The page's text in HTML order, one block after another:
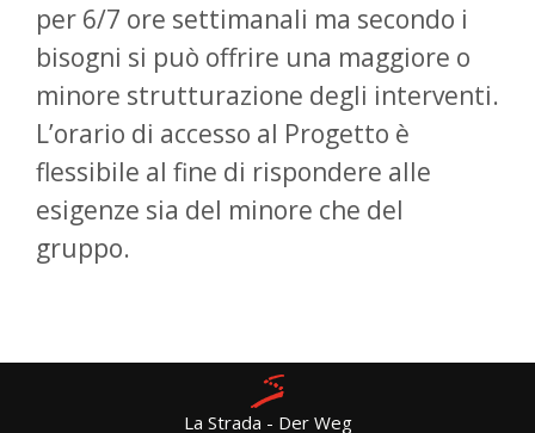
per 6/7 ore settimanali ma secondo i
bisogni si può offrire una maggiore o
minore strutturazione degli interventi.
L’orario di accesso al Progetto è
flessibile al fine di rispondere alle
esigenze sia del minore che del
gruppo.
La Strada - Der Weg